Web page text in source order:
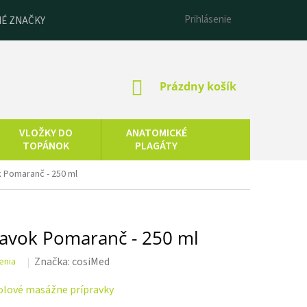
ZNAČKY Prihlásenie
NÁKUPNÝ
Prázdny košík
VLOŽKY DO
TOPÁNOK
ANATOMICKÉ
PLAGÁTY
OLEJE
- 250 ml
Pomaranč - 250 ml
Značka:cosiMed
masážne prípravky